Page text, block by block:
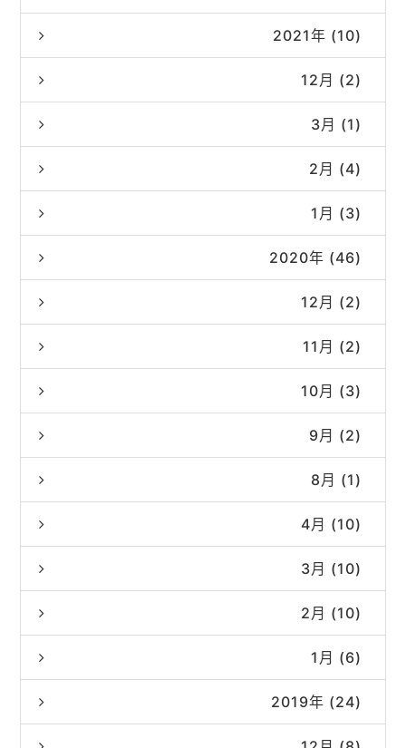
2021年 (10)
12月 (2)
3月 (1)
2月 (4)
1月 (3)
2020年 (46)
12月 (2)
11月 (2)
10月 (3)
9月 (2)
8月 (1)
4月 (10)
3月 (10)
2月 (10)
1月 (6)
2019年 (24)